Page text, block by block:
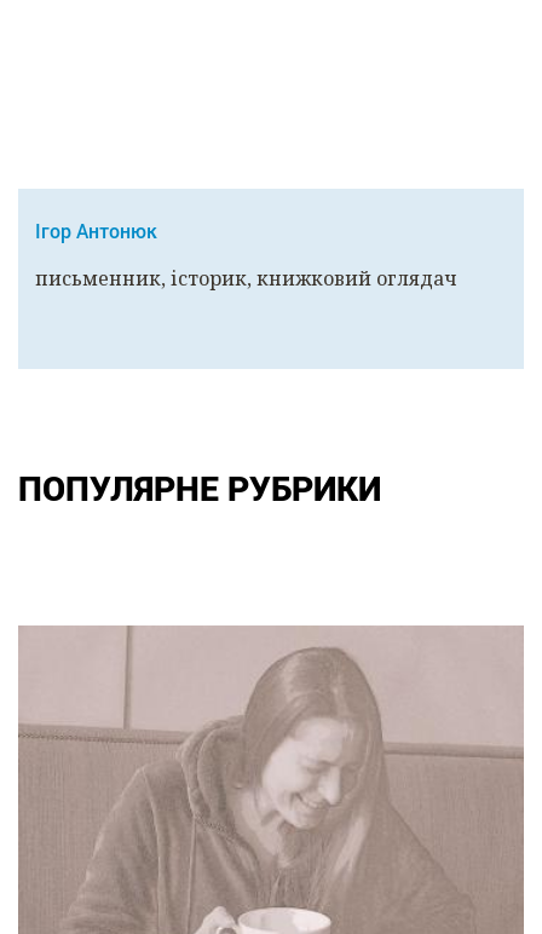
Ігор Антонюк
письменник, історик, книжковий оглядач
ПОПУЛЯРНЕ РУБРИКИ